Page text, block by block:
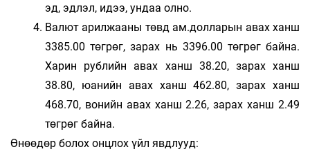
эд, эдлэл, идээ, ундаа олно.
Валют арилжааны төвд ам.долларын авах ханш
3385.00 төгрөг, зарах нь 3396.00 төгрөг байна.
Харин рублийн авах ханш 38.20, зарах ханш
38.80, юанийн авах ханш 462.80, зарах ханш
468.70, вонийн авах ханш 2.26, зарах ханш 2.49
төгрөг байна.
Өнөөдөр болох онцлох үйл явдлууд: